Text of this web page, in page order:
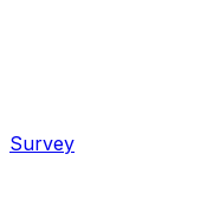
Survey